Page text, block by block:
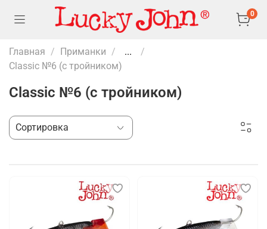
0
Главная Приманки
...
Classic №6 (с тройником)
Classic №6 (с тройником)